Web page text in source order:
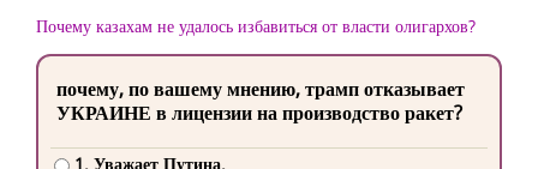
Почему казахам не удалось избавиться от власти олигархов?
почему, по вашему мнению, трамп отказывает
УКРАИНЕ в лицензии на производство ракет?
1. Уважает Путина.